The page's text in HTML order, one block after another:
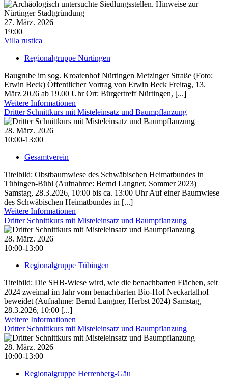
27. März. 2026
19:00
Villa rustica
Regionalgruppe Nürtingen
Baugrube im sog. Kroatenhof Nürtingen Metzinger Straße (Foto:
Erwin Beck) Öffentlicher Vortrag von Erwin Beck Freitag, 13.
März 2026 ab 19.00 Uhr Ort: Bürgertreff Nürtingen, [...]
Weitere Informationen
Dritter Schnittkurs mit Misteleinsatz und Baumpflanzung
28. März. 2026
10:00-13:00
Gesamtverein
Titelbild: Obstbaumwiese des Schwäbischen Heimatbundes in
Tübingen-Bühl (Aufnahme: Bernd Langner, Sommer 2023)
Samstag, 28.3.2026, 10:00 bis ca. 13:00 Uhr Auf einer Baumwiese
des Schwäbischen Heimatbundes in [...]
Weitere Informationen
Dritter Schnittkurs mit Misteleinsatz und Baumpflanzung
28. März. 2026
10:00-13:00
Regionalgruppe Tübingen
Titelbild: Die SHB-Wiese wird, wie die benachbarten Flächen, seit
2024 zweimal im Jahr vom benachbarten Bio-Hof Neckartalhof
beweidet (Aufnahme: Bernd Langner, Herbst 2024) Samstag,
28.3.2026, 10:00 [...]
Weitere Informationen
Dritter Schnittkurs mit Misteleinsatz und Baumpflanzung
28. März. 2026
10:00-13:00
Regionalgruppe Herrenberg-Gäu